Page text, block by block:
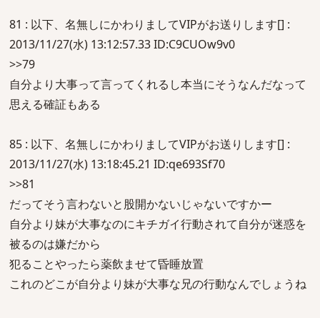
81 : 以下、名無しにかわりましてVIPがお送りします[] :
2013/11/27(水) 13:12:57.33 ID:C9CUOw9v0
>>79
自分より大事って言ってくれるし本当にそうなんだなって
思える確証もある
85 : 以下、名無しにかわりましてVIPがお送りします[] :
2013/11/27(水) 13:18:45.21 ID:qe693Sf70
>>81
だってそう言わないと股開かないじゃないですかー
自分より妹が大事なのにキチガイ行動されて自分が迷惑を
被るのは嫌だから
犯ることやったら薬飲ませて昏睡放置
これのどこが自分より妹が大事な兄の行動なんでしょうね